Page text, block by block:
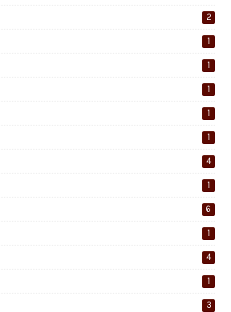
2
1
1
1
1
1
4
1
6
1
4
1
3